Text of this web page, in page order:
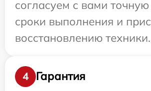
согласуем с вами точную
сроки выполнения и
восстановлению техники.
4
Гарантия